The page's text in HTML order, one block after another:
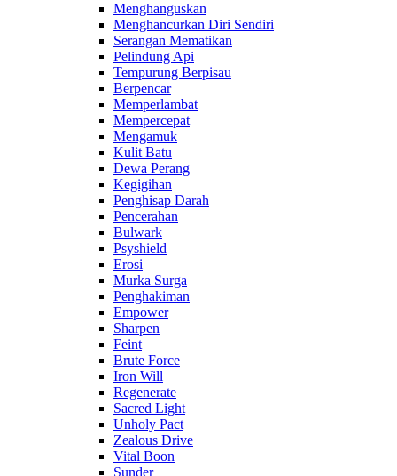
Menghanguskan
Menghancurkan Diri Sendiri
Serangan Mematikan
Pelindung Api
Tempurung Berpisau
Berpencar
Memperlambat
Mempercepat
Mengamuk
Kulit Batu
Dewa Perang
Kegigihan
Penghisap Darah
Pencerahan
Bulwark
Psyshield
Erosi
Murka Surga
Penghakiman
Empower
Sharpen
Feint
Brute Force
Iron Will
Regenerate
Sacred Light
Unholy Pact
Zealous Drive
Vital Boon
Sunder